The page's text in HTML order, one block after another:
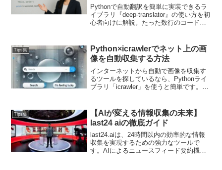
Pythonで自動翻訳を簡単に実装できるラ
イブラリ『deep-translator』の使い方を初
心者向けに解説。たった数行のコード
に試せるサンプルコード付き。
Tips集
Python×icrawlerでネット上の画
像を自動収集する方法
インターネットから自動で画像を収集す
るツールを探しているなら、Pythonライ
ブラリ「icrawler」を使うと簡単です。
ができます。
Tips集
【AIが変える情報収集の未来】
last24 aiの徹底ガイド
last24.aiは、24時間以内の効率的な情報
収集を実現するための強力なツールで
す。AIによるニュースフィード要約機